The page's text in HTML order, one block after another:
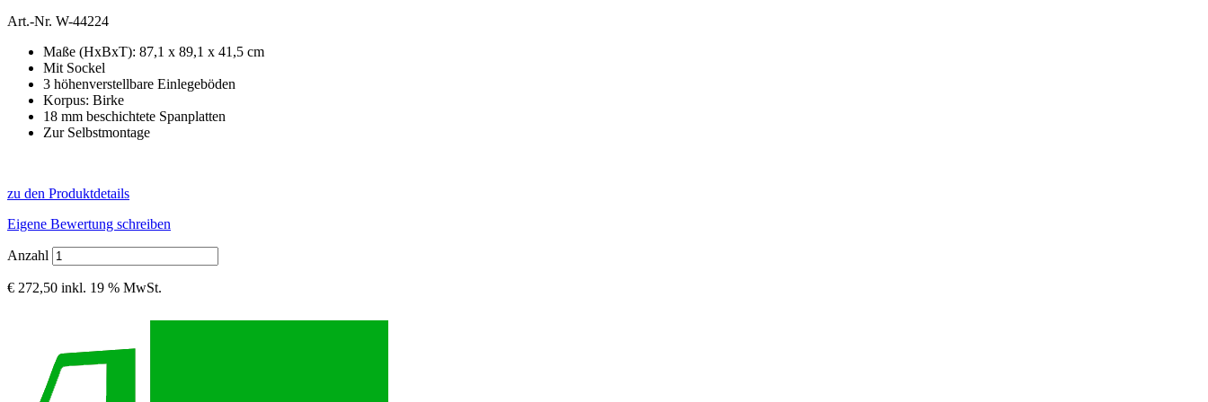
Art.-Nr. W-44224
Maße (HxBxT): 87,1 x 89,1 x 41,5 cm
Mit Sockel
3 höhenverstellbare Einlegeböden
Korpus: Birke
18 mm beschichtete Spanplatten
Zur Selbstmontage
zu den Produktdetails
Eigene Bewertung schreiben
Anzahl
€ 272,50 inkl. 19 % MwSt.